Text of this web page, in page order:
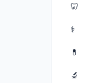
🦷
⚕️
💊
🔬